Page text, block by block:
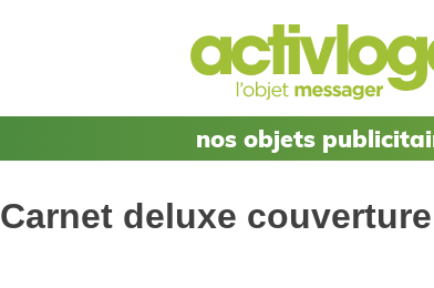
nos objets
Carnet deluxe